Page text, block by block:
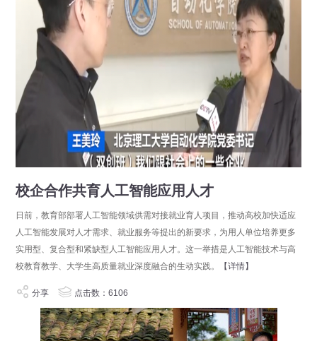
校企合作共育人工智能应用人才
日前，教育部部署人工智能领域供需对接就业育人项目，推动高校加快适应
人工智能发展对人才需求、就业服务等提出的新要求，为用人单位培养更多
实用型、复合型和紧缺型人工智能应用人才。这一举措是人工智能技术与高
校教育教学、大学生高质量就业深度融合的生动实践。
【详情】
分享 点击数：6106